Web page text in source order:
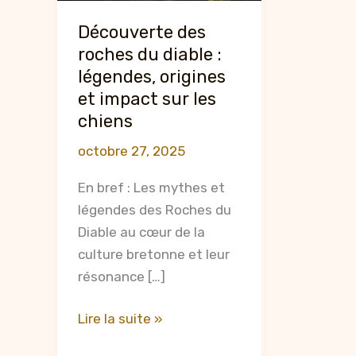
Découverte des
roches du diable :
légendes, origines
et impact sur les
chiens
octobre 27, 2025
En bref : Les mythes et
légendes des Roches du
Diable au cœur de la
culture bretonne et leur
résonance […]
Découverte
Lire la suite »